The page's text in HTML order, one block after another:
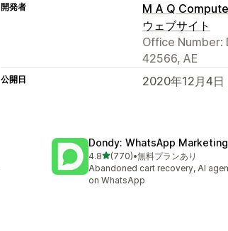
開発者
M A Q
ウェブサイト
Office Number:
42566, AE
公開日 2020年12月4日
Dondy: WhatsApp
4.85つ星中
(770)
合計レビュー数：770件
•無料プランあり
Abandoned cart recovery, AI
on WhatsApp